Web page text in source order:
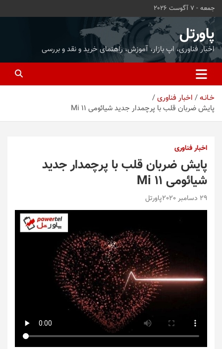
محتوا
بروید
جمعه - 7 آگوست 2026
پاورتل
اخبار فناوری، اپ بازار، آموزش، راهنمای خرید و نقد و بررسی
خـانـه
اخبار فناوری
پایش ضربان قلب با پرچمدار جدید شیائومی Mi 11
اخبار فناوری
پایش ضربان قلب با پرچمدار جدید
شیائومی Mi 11
29 دسامبر 2020 پاورتل